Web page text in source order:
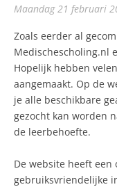
maandag 21 februari
Zoals eerder al
Medischescholing.nl
Hopelijk hebben
aangemaakt. Op de
je alle beschikbare
gezocht kan worden
de leerbehoefte.
De website heeft
gebruiksvriendelijke